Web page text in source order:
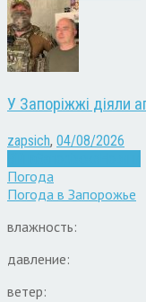
У Запоріжжі діяли
zapsich, 04/08/2026
Погода
Погода в Запорожье
влажность:
давление:
ветер: